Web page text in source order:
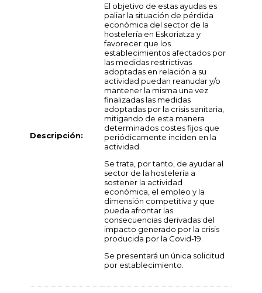
Descripción:
El objetivo de estas ayudas es
paliar la situación de pérdida
económica del sector de la
hostelería en Eskoriatza y
favorecer que los
establecimientos afectados por
las medidas restrictivas
adoptadas en relación a su
actividad puedan reanudar y/o
mantener la misma una vez
finalizadas las medidas
adoptadas por la crisis sanitaria,
mitigando de esta manera
determinados costes fijos que
periódicamente inciden en la
actividad.
Se trata, por tanto, de ayudar al
sector de la hostelería a
sostener la actividad
económica, el empleo y la
dimensión competitiva y que
pueda afrontar las
consecuencias derivadas del
impacto generado por la crisis
producida por la Covid-19.
Se presentará un única solicitud
por establecimiento.